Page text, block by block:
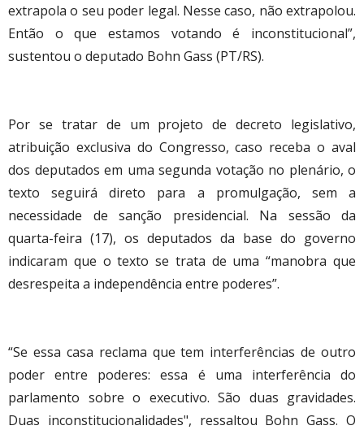
extrapola o seu poder legal. Nesse caso, não extrapolou.
Então o que estamos votando é inconstitucional”,
sustentou o deputado Bohn Gass (PT/RS).
Por se tratar de um projeto de decreto legislativo,
atribuição exclusiva do Congresso, caso receba o aval
dos deputados em uma segunda votação no plenário, o
texto seguirá direto para a promulgação, sem a
necessidade de sanção presidencial. Na sessão da
quarta-feira (17), os deputados da base do governo
indicaram que o texto se trata de uma “manobra que
desrespeita a independência entre poderes”.
“Se essa casa reclama que tem interferências de outro
poder entre poderes: essa é uma interferência do
parlamento sobre o executivo. São duas gravidades.
Duas inconstitucionalidades", ressaltou Bohn Gass. O